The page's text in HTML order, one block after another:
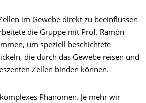
im Gewebe direkt zu beeinflussen
die Gruppe mit Prof. Ramón
um speziell beschichtete
die durch das Gewebe reisen und
Zellen binden können.
Phänomen. Je mehr wir